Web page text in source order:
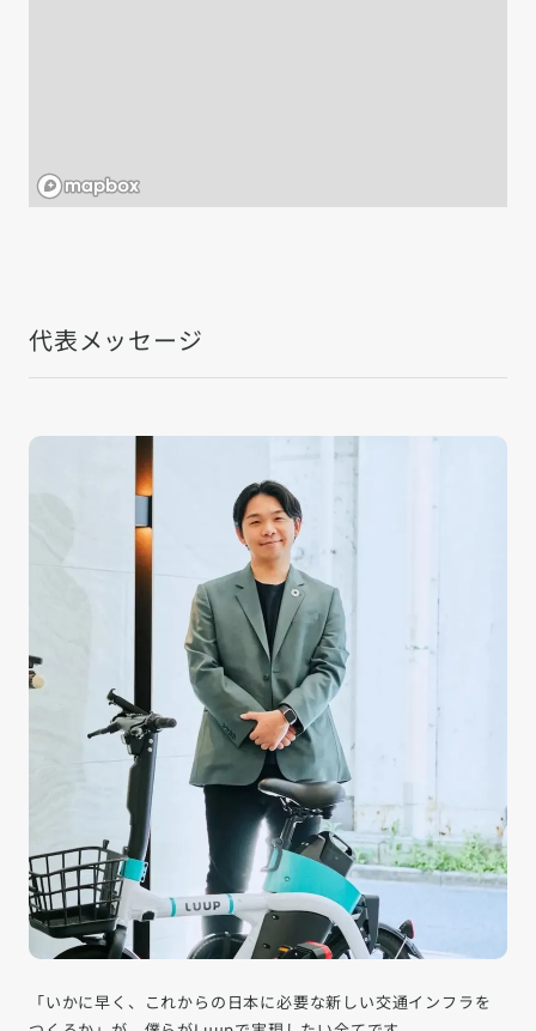
代表メッセージ
「いかに早く、これからの日本に必要な新しい交通インフラを